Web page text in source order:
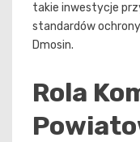
takie inwestycje
standardów
Dmosin.
Rola